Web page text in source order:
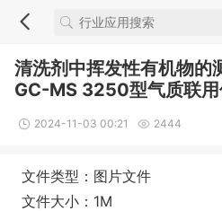
清洗剂中挥发性有机物的
GC-MS 3250型气质联
2024-11-03 00:21 2444
文件类型：图片文件
文件大小：1M